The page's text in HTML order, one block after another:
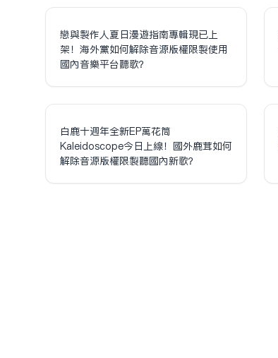
戀與製作人夏日漫遊指南專輯現已上
架！海外黨如何解除音源版權限制使用
國內音樂平台聽歌？
白鹿十週年全新EP萬花筒
Kaleidoscope今日上線！國外鹿茸如何
解除音源版權限制聽國內新歌？